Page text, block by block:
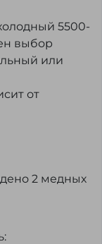
5500-
выбор
или
от
2 медных